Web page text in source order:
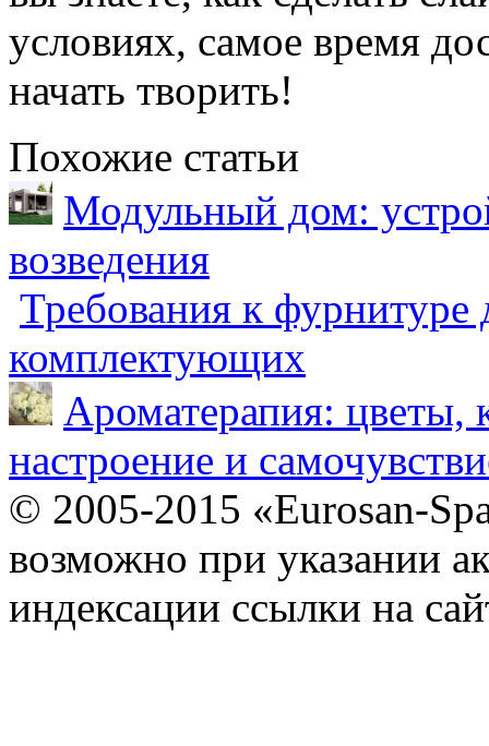
условиях, самое время
начать творить!
Похожие статьи
Модульный дом:
возведения
Требования к фурнитуре
комплектующих
Ароматерапия: цветы,
настроение и
© 2005-2015 «Eurosan-
возможно при указании
индексации ссылки на